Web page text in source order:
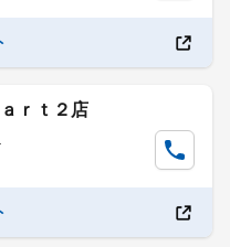
ｒｔ２店